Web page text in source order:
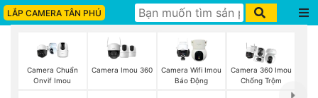
LẮP CAMERA TÂN PHÚ
Camera Chuẩn
Onvif Imou
Camera Imou 360
Camera Wifi Imou
Báo Động
Camera 360 Imou
Chống Trộm